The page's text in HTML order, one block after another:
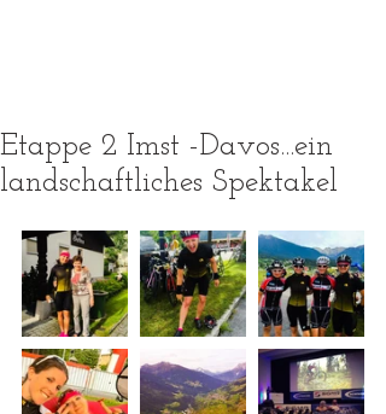
Etappe 2 Imst -Davos...ein
landschaftliches Spektakel